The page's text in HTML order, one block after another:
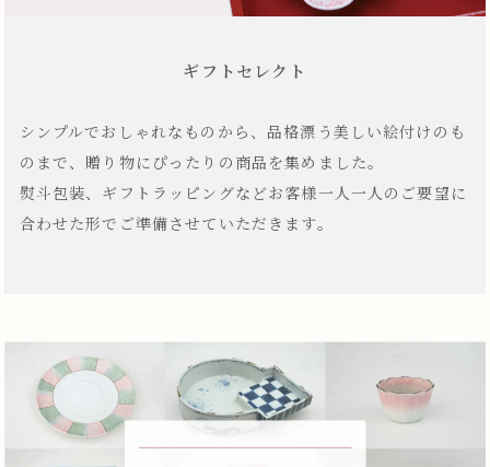
ギフトセレクト
シンプルでおしゃれなものから、品格漂う美しい絵付けのも
のまで、贈り物にぴったりの商品を集めました。
熨斗包装、ギフトラッピングなどお客様一人一人のご要望に
合わせた形でご準備させていただきます。